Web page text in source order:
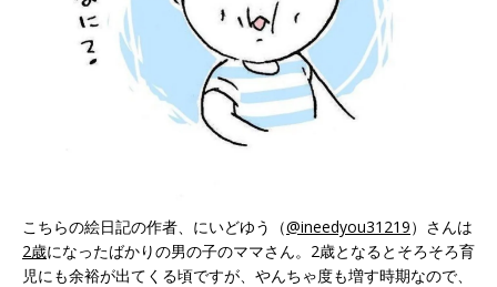
こちらの絵日記の作者、にいどゆう（@ineedyou31219）さんは
2歳になったばかりの男の子のママさん。2歳となるとそろそろ育
児にも余裕が出てくる頃ですが、やんちゃ度も増す時期なので、